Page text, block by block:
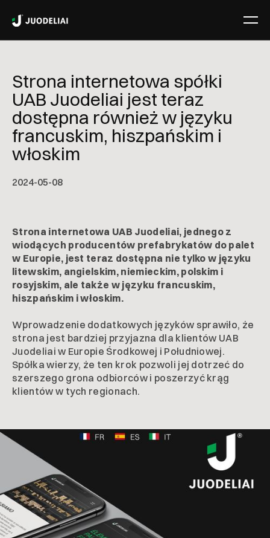
Strona internetowa spółki
UAB Juodeliai jest teraz
dostępna również w języku
francuskim, hiszpańskim i
włoskim
2024-05-08
Strona internetowa UAB Juodeliai, jednego z
wiodących producentów prefabrykatów do palet
w Europie, jest teraz dostępna nie tylko w języku
litewskim, angielskim, niemieckim, polskim i
rosyjskim, ale także w języku francuskim,
hiszpańskim i włoskim.
Wprowadzenie dodatkowych języków sprawiło, że
strona jest bardziej przyjazna dla klientów UAB
Juodeliai w Europie Środkowej i Południowej.
Spółka wierzy, że ten krok pozwoli jej dotrzeć do
szerszego grona odbiorców i poszerzyć krąg
klientów w tych regionach.